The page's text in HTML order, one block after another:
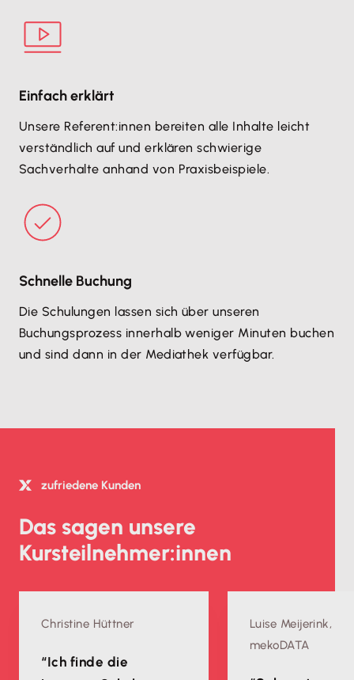
Einfach erklärt
Unsere Referent:innen bereiten alle Inhalte leicht
verständlich auf und erklären schwierige
Sachverhalte anhand von Praxisbeispiele.
Schnelle Buchung
Die Schulungen lassen sich über unseren
Buchungsprozess innerhalb weniger Minuten buchen
und sind dann in der Mediathek verfügbar.
zufriedene Kunden
Das sagen unsere
Kursteilnehmer:innen
Christine Hüttner
“Ich finde die
Luise Meijerink,
mekoDATA